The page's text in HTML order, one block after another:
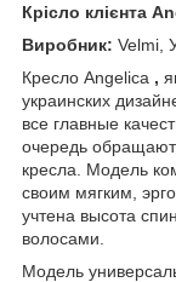
Крісло клієнта
Виробник: Velmi,
Кресло Angelica ,
украинских
все главные
очередь обращают
кресла. Модель
своим мягким,
учтена высота
волосами.
Модель